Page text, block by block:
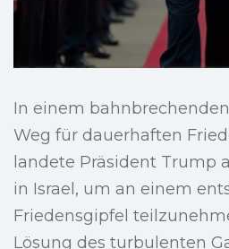
In einem
Weg für dauerhaften
landete Präsident Trump
in Israel, um an einem
Friedensgipfel
Lösung des turbulenten